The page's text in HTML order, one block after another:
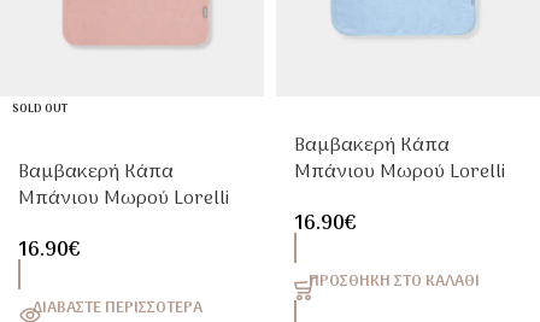
SOLD OUT
Βαμβακερή Κάπα
Μπάνιου Μωρού Lorelli
Rose Smoke
16.90€
ΔΙΑΒΆΣΤΕ ΠΕΡΙΣΣΌΤΕΡΑ
Βαμβακερή Κάπα
Μπάνιου Μωρού Lorelli
Soft Blue
16.90€
ΠΡΟΣΘΉΚΗ ΣΤΟ ΚΑΛΆΘΙ